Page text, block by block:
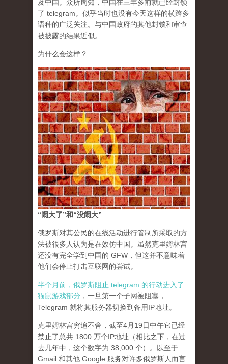
及中国。众所周知，中国在三年多前就已经封锁
了 telegram。似乎当时也没有今天这样的横跨多
语种的广泛关注。与中国政府的其他封锁和审查
被披露的结果近似。
为什么会这样？
“闹大了”和“没闹大”
俄罗斯对其公民的在线活动进行管制所采取的方
法被很多人认为是在效仿中国。虽然克里姆林宫
还没有完全学到中国的 GFW，但这并不意味着
他们会停止打击互联网的尝试。
半个月前，俄罗斯阻止 telegram 的行动进入了
猫鼠游戏部分 ，一旦第一个子网被阻塞，
Telegram 就将其服务器切换到备用IP地址。
克里姆林宫穷追不舍，截至4月19日中午它已经
禁止了总共 1800 万个IP地址（相比之下，在过
去几年中，这个数字为 38,000 个）。以至于
Gmail 和其他 Google 服务对许多俄罗斯人而言